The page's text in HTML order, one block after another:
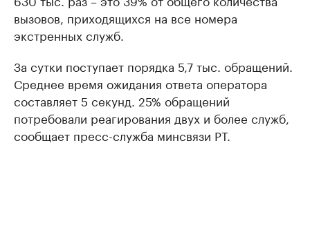
вызовов, приходящихся на все номера
экстренных служб.
За сутки поступает порядка 5,7 тыс. обращений.
Среднее время ожидания ответа оператора
составляет 5 секунд. 25% обращений
потребовали реагирования двух и более служб,
сообщает пресс-служба минсвязи РТ.